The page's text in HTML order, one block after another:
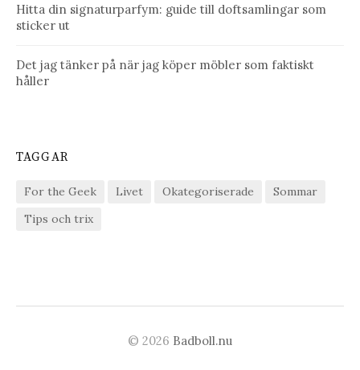
Hitta din signaturparfym: guide till doftsamlingar som
sticker ut
Det jag tänker på när jag köper möbler som faktiskt
håller
TAGGAR
For the Geek Livet Okategoriserade
Sommar
Tips och trix
© 2026 Badboll.nu